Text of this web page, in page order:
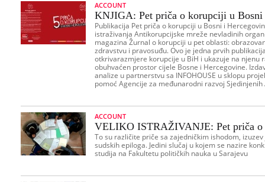
ACCOUNT
KNJIGA: Pet priča o korupciji u
Publikacija Pet priča o korupciji u Bosni i
istraživanja Antikorupcijske mreže nevladinih
magazina Žurnal o korupciji u pet oblasti:
zdravstvu i pravosuđu. Ovo je jedna prvih
otkrivarazmjere korupcije u BiH i ukazuje na njenu
obuhvaćen prostor cijele Bosne i Hercegovine.
analize u partnerstvu sa INFOHOUSE u sklopu
pomoć Agencije za međunarodni razvoj
ACCOUNT
VELIKO ISTRAŽIVANJE: Pet priča
To su različite priče sa zajedničkim ishodom,
sudskih epiloga. Jedini slučaj u kojem se nazire
studija na Fakultetu političkih nauka u Sarajevu